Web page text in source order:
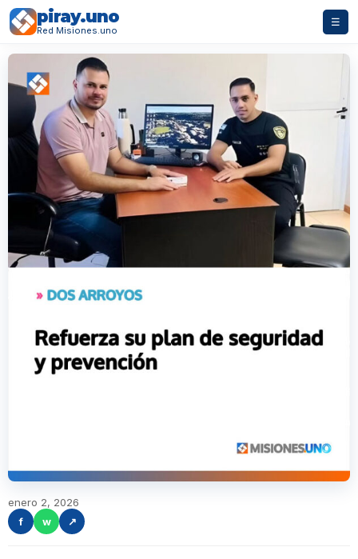
piray.uno
Red Misiones.uno
☰
enero 2, 2026
f
w ↗